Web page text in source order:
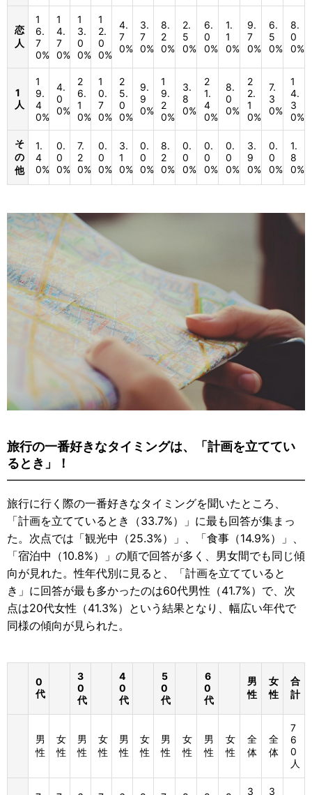
恋
人
1
6.
7
0%
1
4.
7
0%
1
3.
0
0%
1
2.
0
0%
4.
7
0%
3.
7
0%
8.
2
0%
2.
5
0%
6.
0
0%
1.
1
0%
9.
7
0%
6.
5
0%
8.
0
0%
1
人
1
9.
4
0%
4.
0
0%
2
6.
1
0%
1
0.
7
0%
2
5.
0
0%
9.
9
0%
1
9.
2
0%
3.
8
0%
2
1.
4
0%
8.
0
0%
2
2.
1
0%
7.
3
0%
1
4.
3
0%
そ
の
他
1.
4
0%
0.
0
0%
7.
2
0%
0.
0
0%
3.
1
0%
0.
0
0%
8.
2
0%
0.
0
0%
0.
0
0%
0.
0
0%
3.
9
0%
0.
0
0%
1.
8
0%
旅行の一番好きなタイミングは、「計画を立ててい
るとき」！
旅行に行く際の一番好きなタイミングを聞いたところ、
「計画を立てているとき（33.7%）」に最も回答が集まっ
た。次点では「観光中（25.3%）」、「食事（14.9%）」、
「宿泊中（10.8%）」の順で回答が多く、男女間でも同じ傾
向が見れた。性年代別に見ると、「計画を立てていると
き」に回答が最も多かったのは60代男性（41.7%）で、次
点は20代女性（41.3%）という結果となり、幅広い年代で
同様の傾向が見られた。
0
代
3
0
代
4
0
代
5
0
代
6
0
代
男
性
女
性
合
計
男
性
女
性
男
性
女
性
男
性
女
性
男
性
女
性
男
性
女
性
全
体
全
体
7
6
0
人
3 3